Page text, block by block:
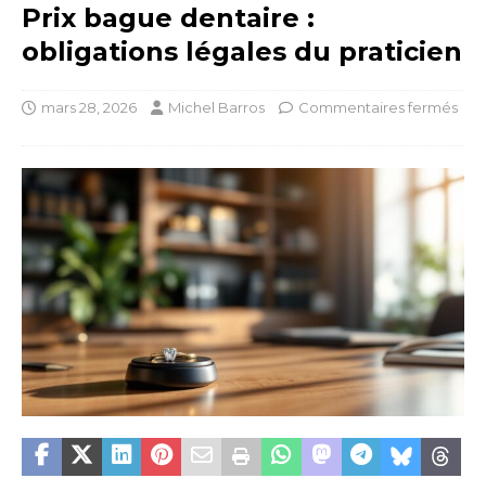
Prix bague dentaire :
obligations légales du praticien
mars 28, 2026 Michel Barros Commentaires fermés